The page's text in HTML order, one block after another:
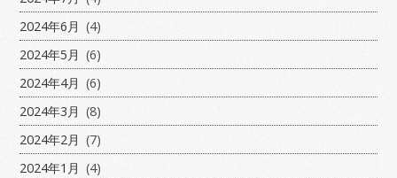
2024年6月 (4)
2024年5月 (6)
2024年4月 (6)
2024年3月 (8)
2024年2月 (7)
2024年1月 (4)